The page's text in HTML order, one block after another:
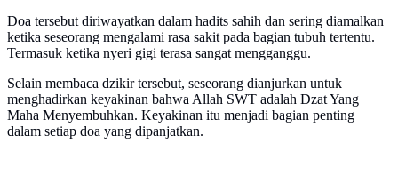
Doa tersebut diriwayatkan dalam hadits sahih dan sering diamalkan
ketika seseorang mengalami rasa sakit pada bagian tubuh tertentu.
Termasuk ketika nyeri gigi terasa sangat mengganggu.
Selain membaca dzikir tersebut, seseorang dianjurkan untuk
menghadirkan keyakinan bahwa Allah SWT adalah Dzat Yang
Maha Menyembuhkan. Keyakinan itu menjadi bagian penting
dalam setiap doa yang dipanjatkan.